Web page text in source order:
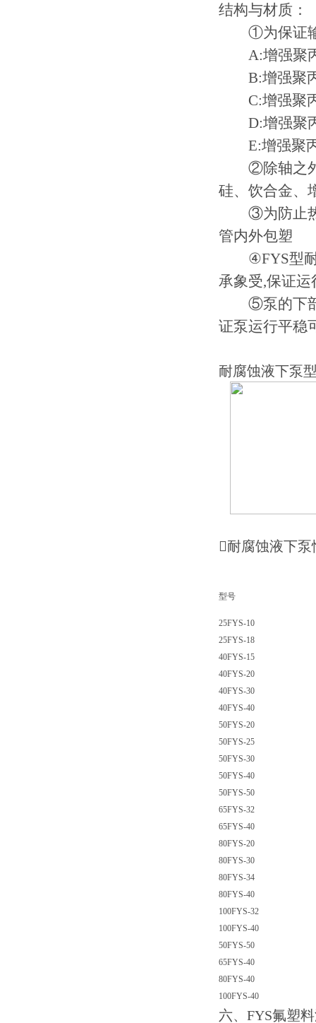
结构与材质：
①为保证输
A:增强聚丙
B:增强聚丙
C:增强聚丙
D:增强聚丙
E:增强聚丙
②除轴之外,
硅、饮合金、
③为防止热
管内外包塑
④FYS型耐
承象受,保证
⑤泵的下部
证泵运行平稳
耐腐蚀液下泵
耐腐蚀液下泵
型号
25FYS-10
25FYS-18
40FYS-15
40FYS-20
40FYS-30
40FYS-40
50FYS-20
50FYS-25
50FYS-30
50FYS-40
50FYS-50
65FYS-32
65FYS-40
80FYS-20
80FYS-30
80FYS-34
80FYS-40
100FYS-32
100FYS-40
50FYS-50
65FYS-40
80FYS-40
100FYS-40
六、FYS氟塑